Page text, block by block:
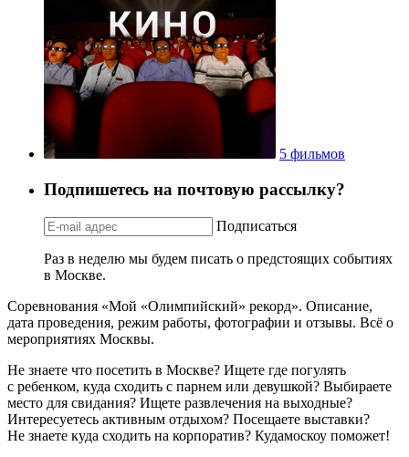
5 фильмов
Подпишетесь на почтовую рассылку?
Подписаться
Раз в неделю мы будем писать о предстоящих событиях
в Москве.
Соревнования «Мой «Олимпийский» рекорд». Описание,
дата проведения, режим работы, фотографии и отзывы. Всё о
мероприятиях Москвы.
Не знаете что посетить в Москве? Ищете где погулять
с ребенком, куда сходить с парнем или девушкой? Выбираете
место для свидания? Ищете развлечения на выходные?
Интересуетесь активным отдыхом? Посещаете выставки?
Не знаете куда сходить на корпоратив? Кудамоскоу поможет!